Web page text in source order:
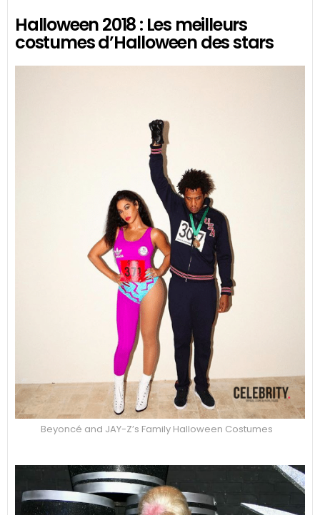
Halloween 2018 : Les meilleurs
costumes d’Halloween des stars
Beyoncé and JAY-Z’s Family Halloween Costumes